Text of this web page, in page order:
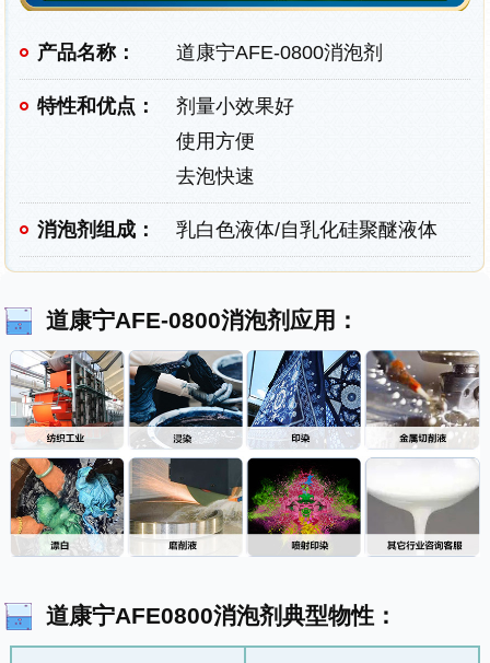
产品名称： 道康宁AFE-0800消泡剂
特性和优点：
剂量小效果好
使用方便
去泡快速
消泡剂组成： 乳白色液体/自乳化硅聚醚液体
道康宁AFE-0800消泡剂应用：
道康宁AFE0800消泡剂典型物性：